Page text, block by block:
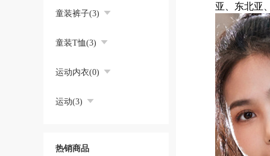
童装裤子(3)
童装T恤(3)
运动内衣(0)
运动(3)
热销商品
亚、东北亚